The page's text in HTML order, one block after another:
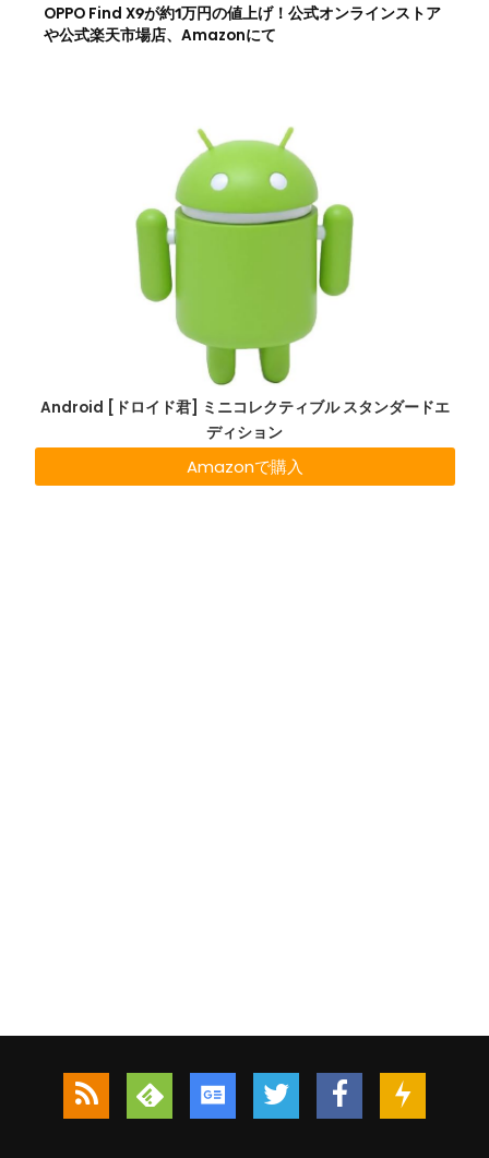
OPPO Find X9が約1万円の値上げ！公式オンラインストア
や公式楽天市場店、Amazonにて
Android [ドロイド君] ミニコレクティブル スタンダードエ
ディション
Amazonで購入